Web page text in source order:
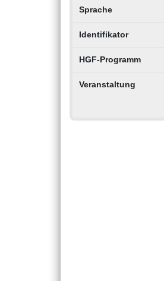
Sprache
Identifikator
HGF-Programm
Veranstaltung